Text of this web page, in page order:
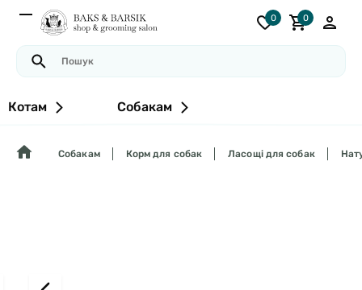
0 0
Котам Собакам
Собакам Корм для собак Ласощі для собак